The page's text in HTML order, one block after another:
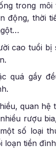
trong
động, thời
cao tuổi bị
quá gầy
quan hệ
rượu
số loại
loạn tiền